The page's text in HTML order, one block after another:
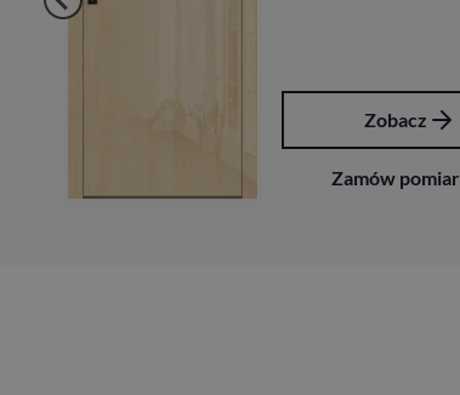
Zobacz
Zamów pomiar